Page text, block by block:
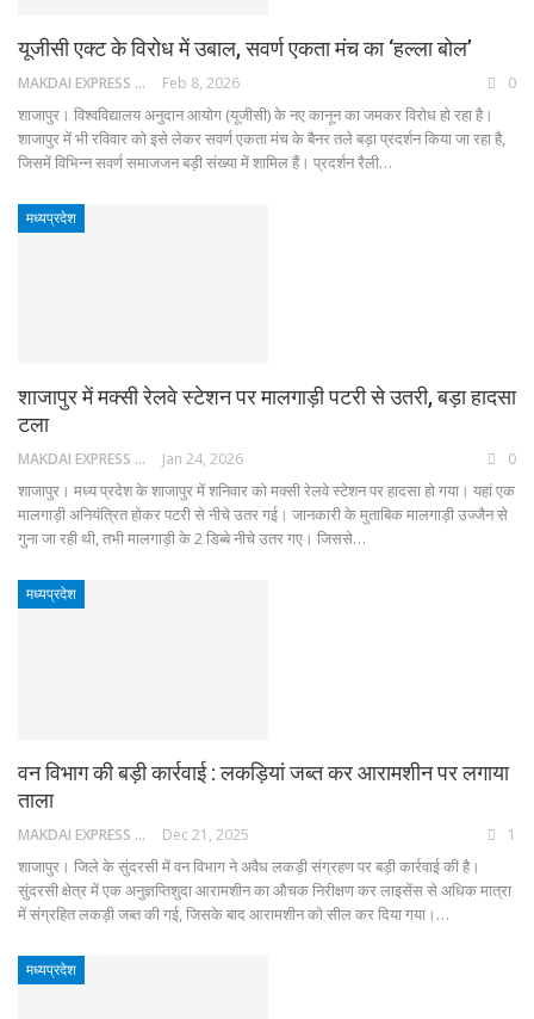
यूजीसी एक्ट के विरोध में उबाल, सवर्ण एकता मंच का ‘हल्ला बोल’
MAKDAI EXPRESS 24 Feb 8, 2026 0
शाजापुर। विश्वविद्यालय अनुदान आयोग (यूजीसी) के नए कानून का जमकर विरोध हो रहा है।
शाजापुर में भी रविवार को इसे लेकर सवर्ण एकता मंच के बैनर तले बड़ा प्रदर्शन किया जा रहा है,
जिसमें विभिन्न सवर्ण समाजजन बड़ी संख्या में शामिल हैं। प्रदर्शन रैली…
मध्यप्रदेश
शाजापुर में मक्सी रेलवे स्टेशन पर मालगाड़ी पटरी से उतरी, बड़ा हादसा
टला
MAKDAI EXPRESS 24 Jan 24, 2026 0
शाजापुर। मध्य प्रदेश के शाजापुर में शनिवार को मक्सी रेलवे स्टेशन पर हादसा हो गया। यहां एक
मालगाड़ी अनियंत्रित होकर पटरी से नीचे उतर गई। जानकारी के मुताबिक मालगाड़ी उज्जैन से
गुना जा रही थी, तभी मालगाड़ी के 2 डिब्बे नीचे उतर गए। जिससे…
मध्यप्रदेश
वन विभाग की बड़ी कार्रवाई : लकड़ियां जब्त कर आरामशीन पर लगाया
ताला
MAKDAI EXPRESS 24 Dec 21, 2025 1
शाजापुर। जिले के सुंदरसी में वन विभाग ने अवैध लकड़ी संग्रहण पर बड़ी कार्रवाई की है।
सुंदरसी क्षेत्र में एक अनुज्ञप्तिशुदा आरामशीन का औचक निरीक्षण कर लाइसेंस से अधिक मात्रा
में संग्रहित लकड़ी जब्त की गई, जिसके बाद आरामशीन को सील कर दिया गया।…
मध्यप्रदेश